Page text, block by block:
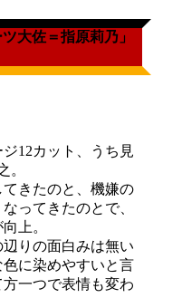
ツ大佐＝指原莉乃」
12カット、うち見
。
きたのと、機嫌の
ってきたのとで、
上。
りの面白みは無い
に染めやすいと言
一つで表情も変わ